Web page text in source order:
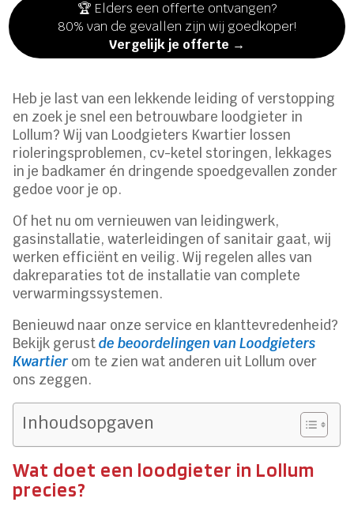
🏆 Elders een offerte ontvangen?
80% van de gevallen zijn wij goedkoper!
Vergelijk je offerte →
Heb je last van een lekkende leiding of verstopping
en zoek je snel een betrouwbare loodgieter in
Lollum? Wij van Loodgieters Kwartier lossen
rioleringsproblemen, cv-ketel storingen, lekkages
in je badkamer én dringende spoedgevallen zonder
gedoe voor je op.
Of het nu om vernieuwen van leidingwerk,
gasinstallatie, waterleidingen of sanitair gaat, wij
werken efficiënt en veilig. Wij regelen alles van
dakreparaties tot de installatie van complete
verwarmingssystemen.
Benieuwd naar onze service en klanttevredenheid?
Bekijk gerustde beoordelingen van Loodgieters
Kwartier om te zien wat anderen uit Lollum over
ons zeggen.
Inhoudsopgaven
Wat doet een loodgieter in Lollum
precies?